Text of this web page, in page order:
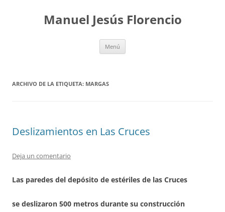
contenidoManuel Jesús Florencio
Menú
ARCHIVO DE LA ETIQUETA: MARGAS
Deslizamientos en Las Cruces
Deja un comentario
Las paredes del depósito de estériles de las Cruces
se deslizaron 500 metros durante su construcción